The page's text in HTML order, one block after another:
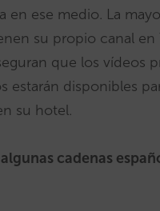
en ese medio. La
su propio canal en
que los vídeos
estarán disponibles
su hotel.
cadenas